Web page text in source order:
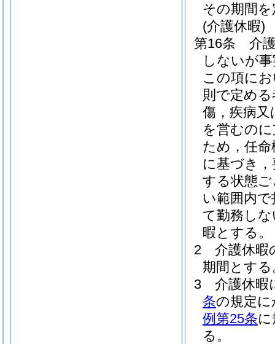
その期間
(介護休暇)
第16条
介
しないが
この項に
則で定め
傷，疾病
を営むの
ため，任
に基づき
する状態
い範囲内
て勤務し
暇とする。
2
介護休暇
期間とする
3
介護休暇
条の規定
例第25条
る。